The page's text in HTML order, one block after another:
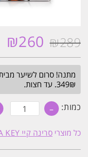
₪289
המחיר
היה:
₪289.
₪260
349₪. עד חצות.
כמות: - כמות
של
טריו
מסכה
ושמן
כל מוצרי סרינה קיי SARYNA KEY